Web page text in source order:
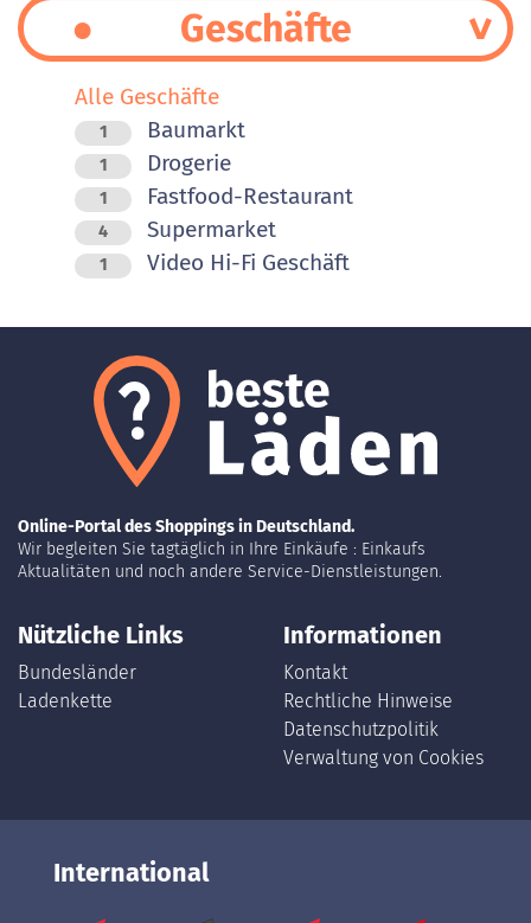
Geschäfte
Alle Geschäfte
1 Baumarkt
1 Drogerie
1 Fastfood-Restaurant
4 Supermarket
1 Video Hi-Fi Geschäft
Online-Portal des Shoppings in Deutschland.
Wir begleiten Sie tagtäglich in Ihre Einkäufe : Einkaufs
Aktualitäten und noch andere Service-Dienstleistungen.
Nützliche Links
Bundesländer
Ladenkette
Informationen
Kontakt
Rechtliche Hinweise
Datenschutzpolitik
Verwaltung von Cookies
International